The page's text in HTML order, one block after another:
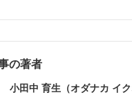
の著者
小田中 育生（オダナカ イク